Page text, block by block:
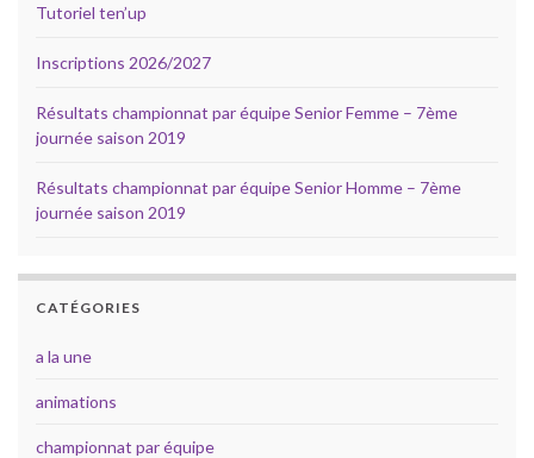
Tutoriel ten’up
Inscriptions 2026/2027
Résultats championnat par équipe Senior Femme – 7ème
journée saison 2019
Résultats championnat par équipe Senior Homme – 7ème
journée saison 2019
CATÉGORIES
a la une
animations
championnat par équipe